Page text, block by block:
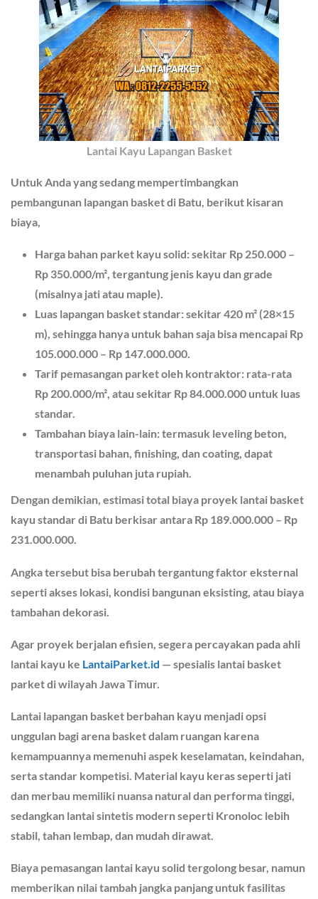
Lantai Kayu Lapangan Basket
Untuk Anda yang sedang mempertimbangkan
pembangunan lapangan basket di Batu, berikut kisaran
biaya,
Harga bahan parket kayu solid: sekitar Rp 250.000 –
Rp 350.000/m², tergantung jenis kayu dan grade
(misalnya jati atau maple).
Luas lapangan basket standar: sekitar420 m² (28×15
m), sehingga hanya untuk bahan saja bisa mencapai Rp
105.000.000 – Rp 147.000.000.
Tarif pemasangan parket oleh kontraktor: rata-rata
Rp 200.000/m², atau sekitar Rp 84.000.000 untuk luas
standar.
Tambahan biaya lain-lain: termasuk leveling beton,
transportasi bahan, finishing, dan coating, dapat
menambah puluhan juta rupiah.
Dengan demikian, estimasi total biaya proyek lantai basket
kayu standar di Batu berkisar antara Rp 189.000.000 – Rp
231.000.000.
Angka tersebut bisa berubah tergantung faktor eksternal
seperti akses lokasi, kondisi bangunan eksisting, atau biaya
tambahan dekorasi.
Agar proyek berjalan efisien, segera percayakan pada ahli
lantai kayu ke LantaiParket.id — spesialis lantai basket
parket di wilayah Jawa Timur.
Lantai lapangan basket berbahan kayu menjadi opsi
unggulan bagi arena basket dalam ruangan karena
kemampuannya memenuhi aspek keselamatan, keindahan,
serta standar kompetisi. Material kayu keras seperti jati
dan merbau memiliki nuansa natural dan performa tinggi,
sedangkan lantai sintetis modern seperti Kronoloc lebih
stabil, tahan lembap, dan mudah dirawat.
Biaya pemasangan lantai kayu solid tergolong besar, namun
memberikan nilai tambah jangka panjang untuk fasilitas